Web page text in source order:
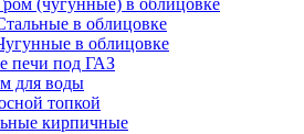
(чугунные) в облицовке
в облицовке
в облицовке
печи под ГАЗ
для воды
топкой
кирпичные